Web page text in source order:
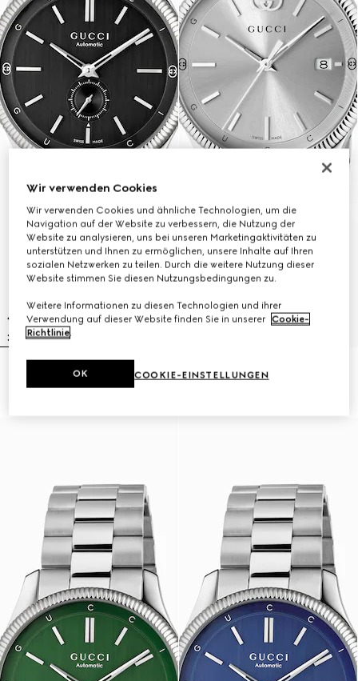
G-Timeless Uhr, 40 mm
56 000 Kč
G-Timeless Uhr, 38 mm
Wir verwenden Cookies
Wir verwenden Cookies und ähnliche Technologien, um die
Navigation auf der Website zu verbessern, die Nutzung der
Website zu analysieren, uns bei unseren Marketingaktivitäten zu
unterstützen und Ihnen zu ermöglichen, unsere Inhalte auf Ihren
sozialen Netzwerken zu teilen. Durch die weitere Nutzung dieser
Website stimmen Sie diesen Nutzungsbedingungen zu.
Weitere Informationen zu diesen Technologien und ihrer
Verwendung auf dieser Website finden Sie in unserer Cookie-
Richtlinie.
COOKIE-EINSTELLUNGEN
OK